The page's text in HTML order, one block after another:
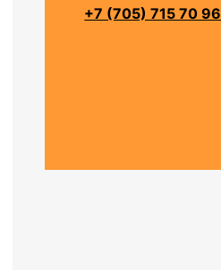
+7 (705) 715 70 96